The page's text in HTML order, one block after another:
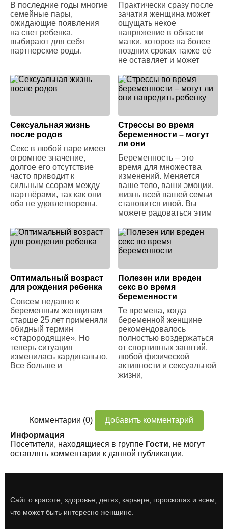
В последние годы многие
семейные пары,
ожидающие появления
на свет ребенка,
выбирают для себя
партнерские роды.
Практически сразу после
зачатия женщина может
ощущать некое
напряжение в области
матки, которое на более
поздних сроках также её
не оставляет и может
Сексуальная жизнь
после родов
Секс в любой паре имеет
огромное значение,
долгое его отсутствие
часто приводит к
сильным ссорам между
партнёрами, так как они
оба не удовлетворены,
Стрессы во время
беременности – могут
ли они
Беременность – это
время для множества
изменений. Меняется
ваше тело, ваши эмоции,
жизнь всей вашей семьи
становится иной. Вы
можете радоваться этим
Оптимальный возраст
для рождения ребенка
Совсем недавно к
беременным женщинам
старше 25 лет применяли
обидный термин
«старородящие». Но
теперь ситуация
изменилась кардинально.
Все больше и
Полезен или вреден
секс во время
беременности
Те времена, когда
беременной женщине
рекомендовалось
полностью воздержаться
от спортивных занятий,
любой физической
активности и сексуальной
жизни,
Комментарии (0)
Добавить комментарий
Информация
Посетители, находящиеся в группе Гости, не могут
оставлять комментарии к данной публикации.
Сайт о красоте, здоровье, детях, карьере, гороскопах и всем,
что может быть интересно женщине.